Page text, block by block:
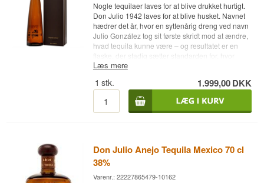
Nogle tequilaer laves for at blive drukket hurtigt.
Don Julio 1942 laves for at blive husket. Navnet
hædrer det år, hvor en syttenårig dreng ved navn
Julio González tog sit første skridt mod at ændre,
hvad tequila kunne være – og resultatet er en
flaske, der stadig sætter standarden for, hvor
blødt og raffineret en agave-baseret spiritus kan
Ekspertens beskrivelse
Don Julio 1942 er en Mexicansk Anejo Tequila
Den er produceret i små batches og har siden
anerkendte navne blandt tequila-kendere verden
Læs mere
1 stk. 1.999,00DKK
Don Julio Anejo Tequila Mexico 70 cl
38%
Varenr.: 22227865479-10162